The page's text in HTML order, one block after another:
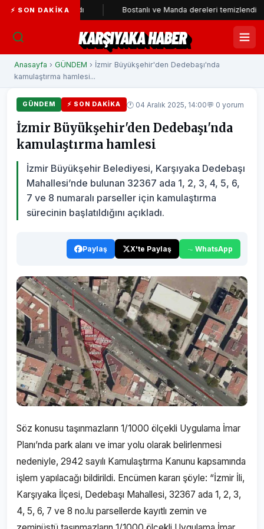
⚡ SON DAKIKA
katıldı Bostanlı ve Manda dereleri temizlendi
KARŞIYAKA HABER
Anasayfa › GÜNDEM › İzmir Büyükşehir'den Dedebaşı'nda
kamulaştırma hamlesi...
GÜNDEM ⚡ SON DAKIKA 🕐 04 Aralık 2025, 14:00💬 0 yorum
İzmir Büyükşehir'den Dedebaşı'nda
kamulaştırma hamlesi
İzmir Büyükşehir Belediyesi, Karşıyaka Dedebaşı
Mahallesi’nde bulunan 32367 ada 1, 2, 3, 4, 5, 6,
7 ve 8 numaralı parseller için kamulaştırma
sürecinin başlatıldığını açıkladı.
Paylaş X'te Paylaş WhatsApp
Söz konusu taşınmazların 1/1000 ölçekli Uygulama İmar
Planı’nda park alanı ve imar yolu olarak belirlenmesi
nedeniyle, 2942 sayılı Kamulaştırma Kanunu kapsamında
işlem yapılacağı bildirildi. Encümen kararı şöyle: “İzmir İli,
Karşıyaka İlçesi, Dedebaşı Mahallesi, 32367 ada 1, 2, 3,
4, 5, 6, 7 ve 8 no.lu parsellerde kayıtlı zemin ve